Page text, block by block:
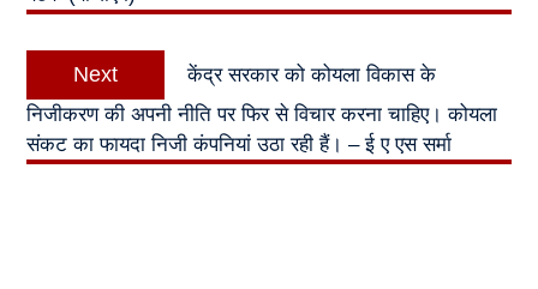
Next
Next
post:
केंद्र सरकार को कोयला विकास के
निजीकरण की अपनी नीति पर फिर से विचार करना चाहिए। कोयला
संकट का फायदा निजी कंपनियां उठा रही हैं। – ई ए एस सर्मा